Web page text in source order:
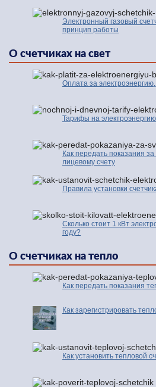
Электронный газовый
принцип работы
О счетчиках на свет
Оплата за
Тарифы на
Как передать показания
лицевому счету
Правила установки
Сколько стоит 1 кВт
году?
О счетчиках на тепло
Как передать показания
Как зарегистрировать
Как установить тепловой